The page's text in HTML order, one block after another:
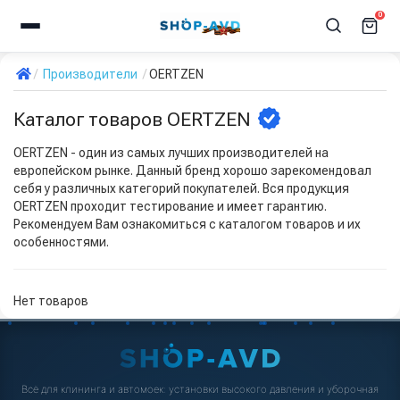
0
Производители OERTZEN
Каталог товаров OERTZEN
OERTZEN - один из самых лучших производителей на
европейском рынке. Данный бренд хорошо зарекомендовал
себя у различных категорий покупателей. Вся продукция
OERTZEN проходит тестирование и имеет гарантию.
Рекомендуем Вам ознакомиться с каталогом товаров и их
особенностями.
Нет товаров
Всё для клининга и автомоек: установки высокого давления и уборочная